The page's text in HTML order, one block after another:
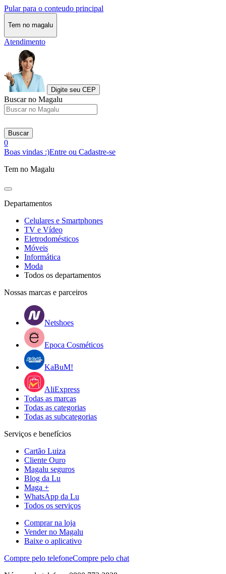
Pular para o conteudo principal
Tem no magalu
Atendimento
Digite seu CEP
Buscar no Magalu
Buscar
0
Boas vindas :)Entre ou Cadastre-se
Tem no Magalu
Departamentos
Celulares e Smartphones
TV e Vídeo
Eletrodomésticos
Móveis
Informática
Moda
Todos os departamentos
Nossas marcas e parceiros
Netshoes
Epoca Cosméticos
KaBuM!
AliExpress
Todas as marcas
Todas as categorias
Todas as subcategorias
Serviços e benefícios
Cartão Luiza
Cliente Ouro
Magalu seguros
Blog da Lu
Maga +
WhatsApp da Lu
Todos os serviços
Comprar na loja
Vender no Magalu
Baixe o aplicativo
Compre pelo telefoneCompre pelo chat